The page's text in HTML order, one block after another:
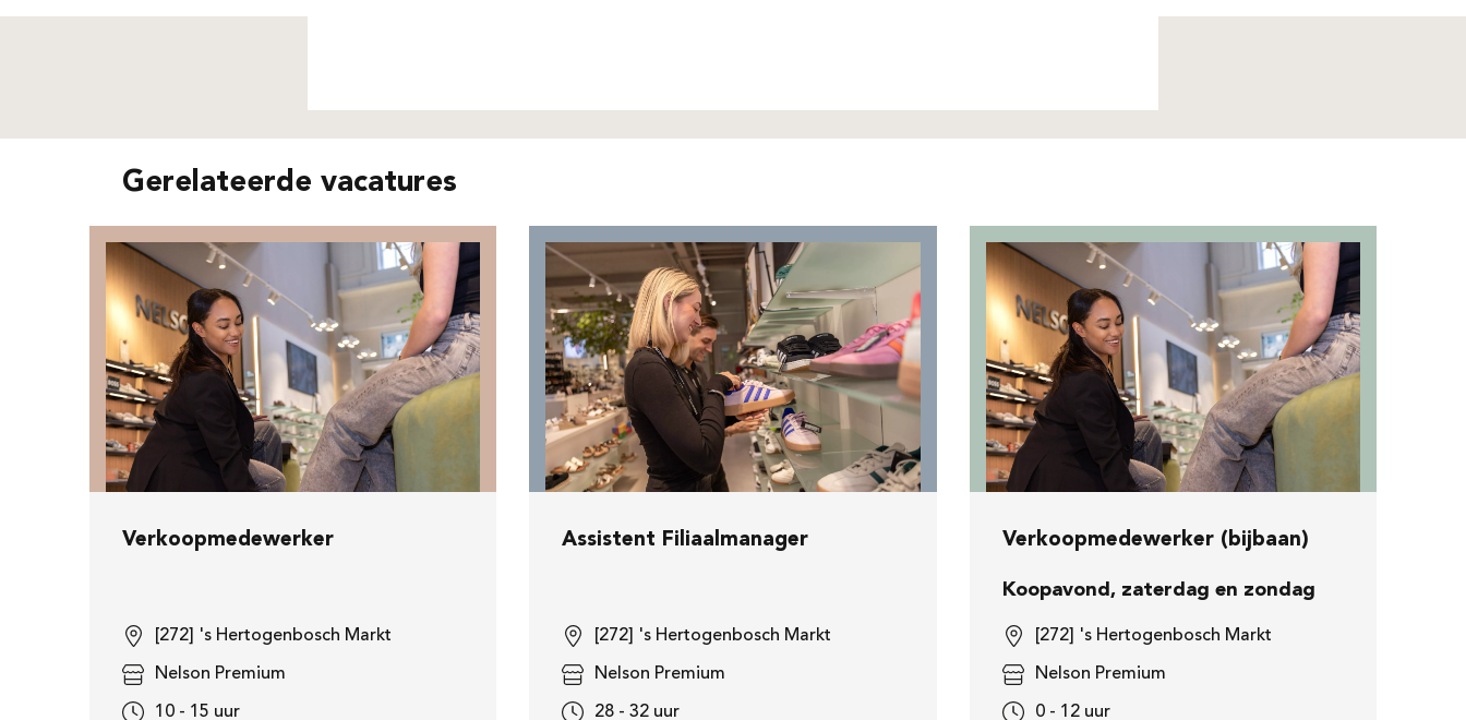
Gerelateerde vacatures
Verkoopmedewerker
[272] 's Hertogenbosch Markt
Nelson Premium
10 - 15 uur
Assistent Filiaalmanager
[272] 's Hertogenbosch Markt
Nelson Premium
28 - 32 uur
Verkoopmedewerker (bijbaan)
Koopavond, zaterdag en zondag
[272] 's Hertogenbosch Markt
Nelson Premium
0 - 12 uur